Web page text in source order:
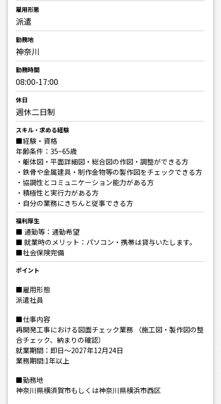
雇用形態
派遣
勤務地
神奈川
勤務時間
08:00-17:00
休日
週休二日制
スキル・求める経験
■経験・資格
年齢条件：35~65歳
・躯体図・平面詳細図・総合図の作図・調整ができる方
・鉄骨や金属建具・制作金物等の製作図をチェックできる方
・協調性とコミュニケーション能力がある方
・積極性と実行力がある方
・自分の業務にきちんと従事できる方
福利厚生
■ 通勤等：通勤希望
■ 就業時のメリット：パソコン・携帯は貸与いたします。
■社会保険完備
ポイント
■雇用形態
派遣社員
■仕事内容
再開発工事における図面チェック業務 （施工図・製作図の整
合チェック、納まりの確認）
就業期間：即日～2027年12月24日
業務期間:1年以上
■勤務地
神奈川県横須賀市もしくは神奈川県横浜市西区